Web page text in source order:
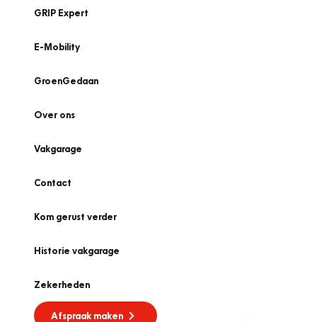
GRIP Expert
E-Mobility
GroenGedaan
Over ons
Vakgarage
Contact
Kom gerust verder
Historie vakgarage
Zekerheden
Afspraak maken